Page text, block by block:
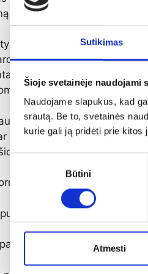
Sutikimas
Šioje svetainėje naudojami
Naudojame slapukus, kad
srautą. Be to, svetainės
kurie gali ją pridėti prie kitos
Būtini
Atmesti
ir aišku purškimu per
nesuteiks
daugiau sintetinių,
juda augaluose. Viena iš
pasakyti dėl įvairių
tai yra vienintelė
Anglijos, kurios
laboratorijos. Šia
rasite čia:
aprašymai lietuvių